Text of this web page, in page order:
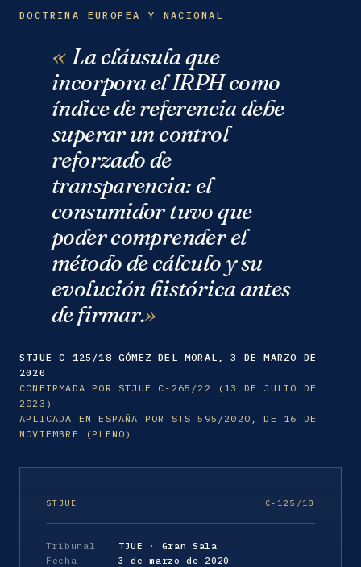
DOCTRINA EUROPEA Y NACIONAL
La cláusula que
incorpora el IRPH como
índice de referencia debe
superar un control
reforzado de
transparencia: el
consumidor tuvo que
poder comprender el
método de cálculo y su
evolución histórica antes
de firmar.
STJUE C-125/18 GÓMEZ DEL MORAL, 3 DE MARZO DE
2020
CONFIRMADA POR STJUE C-265/22 (13 DE JULIO DE
2023)
APLICADA EN ESPAÑA POR STS 595/2020, DE 16 DE
NOVIEMBRE (PLENO)
STJUE C-125/18
Tribunal
TJUE · Gran Sala
Fecha
3 de marzo de 2020